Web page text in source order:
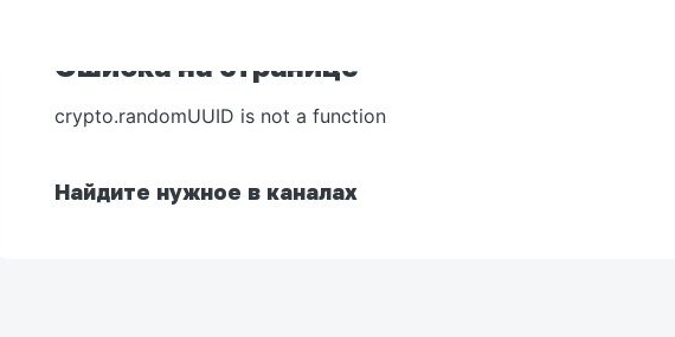
Ошибка на странице
crypto.randomUUID is not a function
Найдите нужное в каналах